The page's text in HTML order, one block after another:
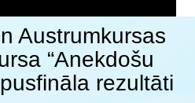
Austrumkursas
“Anekdošu
rezultāti